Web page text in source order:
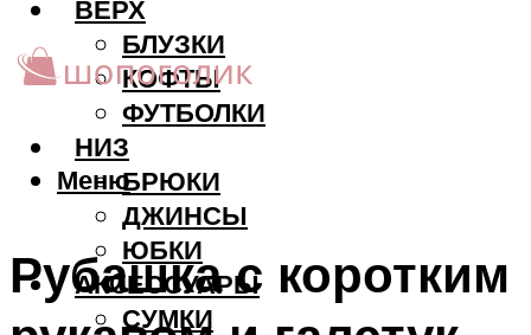
ВЕРХ
БЛУЗКИ
КОФТЫ
ФУТБОЛКИ
НИЗ
БРЮКИ
ДЖИНСЫ
ЮБКИ
АКCЕССУАРЫ
СУМКИ
Меню
Рубашка с коротким